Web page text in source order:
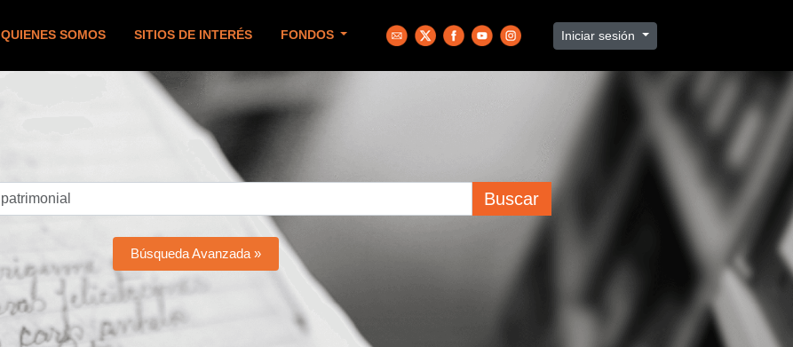
QUIENES SOMOS SITIOS DE INTERÉS FONDOS Iniciar sesión
Buscar
Búsqueda Avanzada »